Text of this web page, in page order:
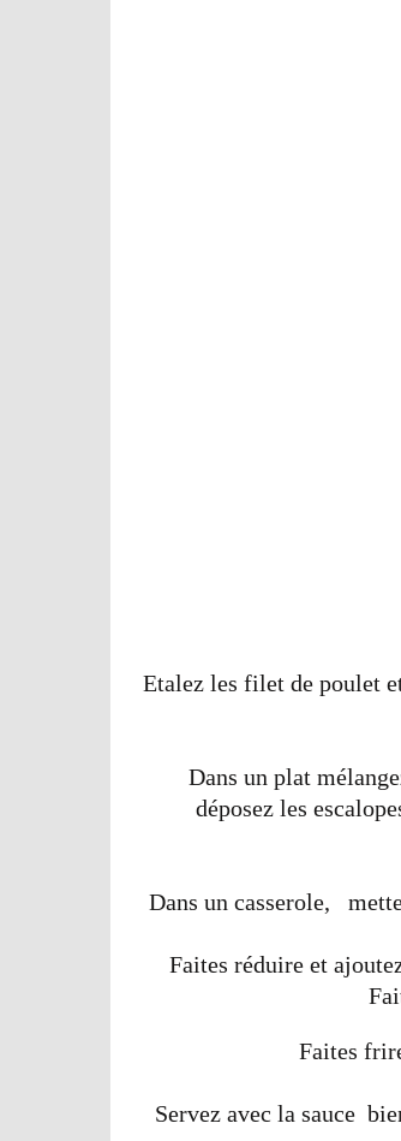
Etalez les filet de poulet
Dans un plat
déposez les
Dans un casserole,
Faites réduire et
Faites
Servez avec la sauce